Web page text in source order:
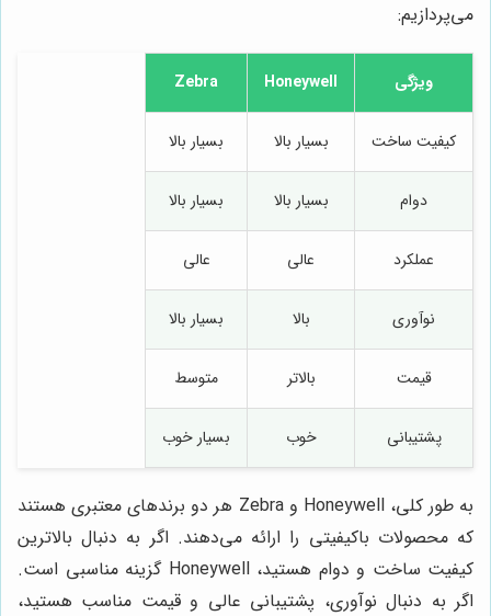
می‌پردازیم:
ویژگی Honeywell
Zebra
کیفیت ساخت بسیار بالا بسیار بالا
دوام بسیار بالا بسیار بالا
عملکرد عالی عالی
نوآوری بالا بسیار بالا
قیمت بالاتر متوسط
پشتیبانی خوب بسیار خوب
به طور کلی، Honeywell و Zebra هر دو برندهای معتبری هستند
که محصولات باکیفیتی را ارائه می‌دهند. اگر به دنبال بالاترین
کیفیت ساخت و دوام هستید، Honeywell گزینه مناسبی است.
اگر به دنبال نوآوری، پشتیبانی عالی و قیمت مناسب هستید،